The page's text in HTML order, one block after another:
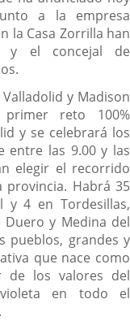
a la empresa
la Casa Zorrilla han
y el concejal de
y Madison
reto 100%
y se celebrará los
entre las 9.00 y las
elegir el recorrido
Habrá 35
y 4 en Tordesillas,
Duero y Medina del
pueblos, grandes y
que nace como
de los valores del
en todo el